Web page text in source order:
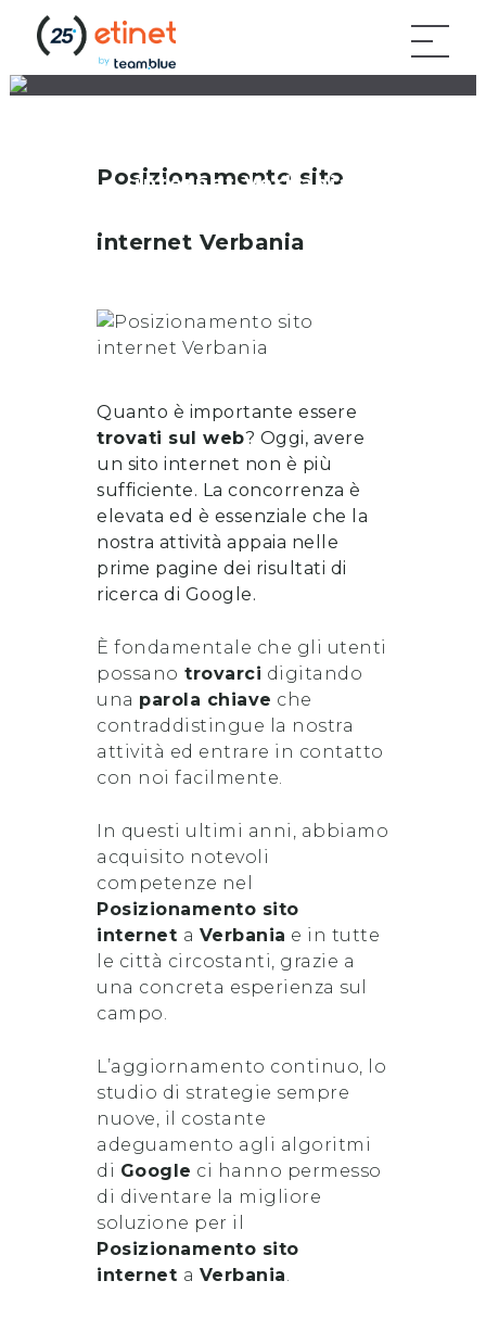
internet Verbania
Posizionamento sito
internet Verbania
Quanto è importante essere
trovati sul web? Oggi, avere
un sito internet non è più
sufficiente. La concorrenza è
elevata ed è essenziale che la
nostra attività appaia nelle
prime pagine dei risultati di
ricerca di Google.
È fondamentale che gli utenti
possano trovarci digitando
una parola chiave che
contraddistingue la nostra
attività ed entrare in contatto
con noi facilmente.
In questi ultimi anni, abbiamo
acquisito notevoli
competenze nel
Posizionamento sito
internet a Verbania e in tutte
le città circostanti, grazie a
una concreta esperienza sul
campo.
L’aggiornamento continuo, lo
studio di strategie sempre
nuove, il costante
adeguamento agli algoritmi
di Google ci hanno permesso
di diventare la migliore
soluzione per il
Posizionamento sito
internet a Verbania